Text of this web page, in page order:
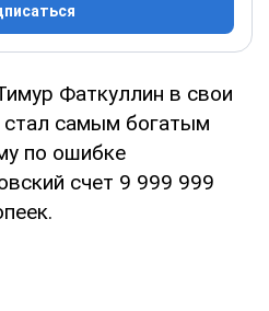
Фаткуллин в свои
самым богатым
по ошибке
счет 9 999 999